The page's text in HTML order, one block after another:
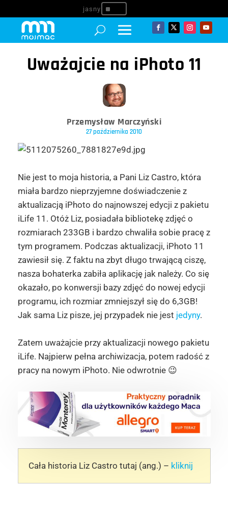
^
Uważajcie na iPhoto 11
Przemysław Marczyński
27 października 2010
Nie jest to moja historia, a Pani Liz Castro, która
miała bardzo nieprzyjemne doświadczenie z
aktualizacją iPhoto do najnowszej edycji z pakietu
iLife 11. Otóż Liz, posiadała bibliotekę zdjęć o
rozmiarach 233GB i bardzo chwaliła sobie pracę z
tym programem. Podczas aktualizacji, iPhoto 11
zawiesił się. Z faktu na zbyt długo trwającą ciszę,
nasza bohaterka zabiła aplikację jak należy. Co się
okazało, po konwersji bazy zdjęć do nowej edycji
programu, ich rozmiar zmniejszył się do 6,3GB!
Jak sama Liz pisze, jej przypadek nie jest jedyny.
Zatem uważajcie przy aktualizacji nowego pakietu
iLife. Najpierw pełna archiwizacja, potem radość z
pracy na nowym iPhoto. Nie odwrotnie 😉
Cała historia Liz Castro tutaj (ang.) – kliknij